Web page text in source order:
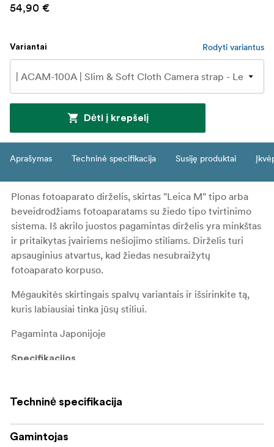
54,90 €
Variantai Rodyti variantus
Dėti į krepšelį
Aprašymas Techninė specifikacija Susiję produktai
Plonas fotoaparato dirželis, skirtas "Leica M" tipo arba
beveidrodžiams fotoaparatams su žiedo tipo tvirtinimo
sistema. Iš akrilo juostos pagamintas dirželis yra minkštas
ir pritaikytas įvairiems nešiojimo stiliams. Dirželis turi
apsauginius atvartus, kad žiedas nesubraižytų
fotoaparato korpuso.
Mėgaukitės skirtingais spalvų variantais ir išsirinkite tą,
kuris labiausiai tinka jūsų stiliui.
Pagaminta Japonijoje
Specifikacijos
Medžiaga: Akrilas, oda
Išorė
Techninė specifikacija
Gamintojas